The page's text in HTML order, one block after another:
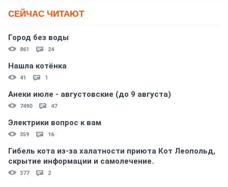
СЕЙЧАС ЧИТАЮТ
Город без воды
861 24
Нашла котёнка
41 1
Анеки июле - августовские (до 9 августа)
7490 47
Электрики вопрос к вам
359 16
Гибель кота из-за халатности приюта Кот Леопольд,
скрытиe информации и самолечение.
377 2